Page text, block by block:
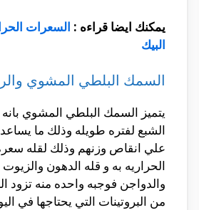
يمكنك ايضا قراءه : السعرات
البيك
السمك البلطي المشوي
يتميز السمك البلطي المشوي
الشبع لفتره طويله وذلك ما
علي انقاص وزنهم وذلك لقله
الحراريه به و قله الدهون والزيوت
والدواجن فوجبه واحده منه تزود
من البروتينات التي يحتاجها في